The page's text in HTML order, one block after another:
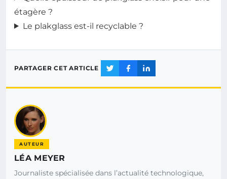
étagère ?
Le plakglass est-il recyclable ?
PARTAGER CET ARTICLE
AUTEUR
LÉA MEYER
Journaliste spécialisée dans l’actualité technologique,